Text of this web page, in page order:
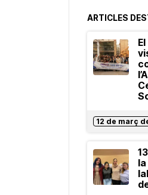
ARTICLES
12 de març